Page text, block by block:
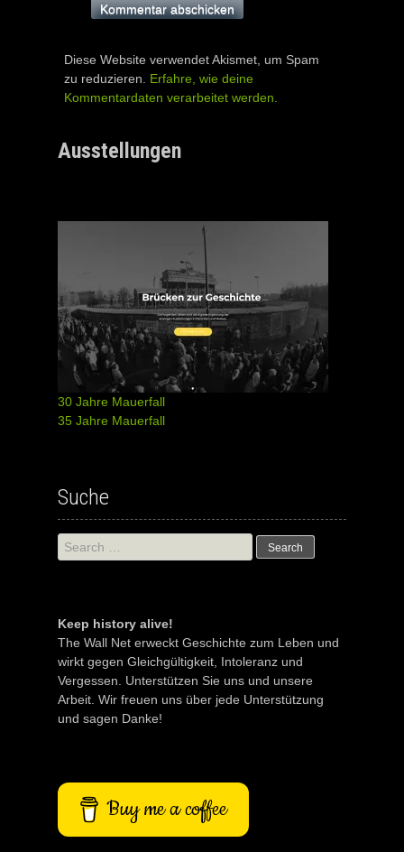
Diese Website verwendet Akismet, um Spam
zu reduzieren. Erfahre, wie deine
Kommentardaten verarbeitet werden.
Ausstellungen
30 Jahre Mauerfall
35 Jahre Mauerfall
Suche
Search
for:
Keep history alive!
The Wall Net erweckt Geschichte zum Leben und
wirkt gegen Gleichgültigkeit, Intoleranz und
Vergessen. Unterstützen Sie uns und unsere
Arbeit. Wir freuen uns über jede Unterstützung
und sagen Danke!
Buy me a coffee